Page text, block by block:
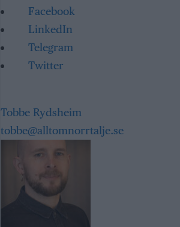
Facebook
LinkedIn
Telegram
Twitter
Tobbe Rydsheim
tobbe@alltomnorrtalje.se